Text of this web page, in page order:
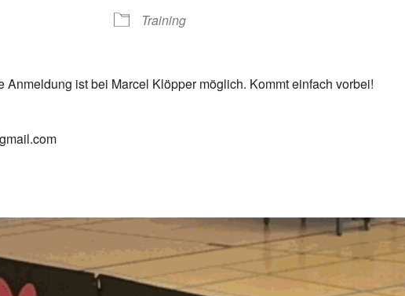
Google Kalender
Training
Anmeldung ist bei Marcel Klöpper möglich. Kommt einfach vorbei!